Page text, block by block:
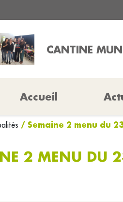
CANTINE
Accueil
/ Semaine 2 menu du
2 MENU